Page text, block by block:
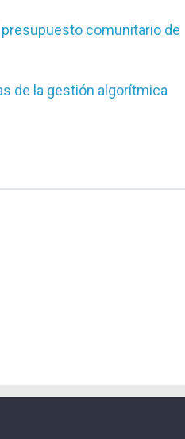
comunitario de
de la gestión algorítmica